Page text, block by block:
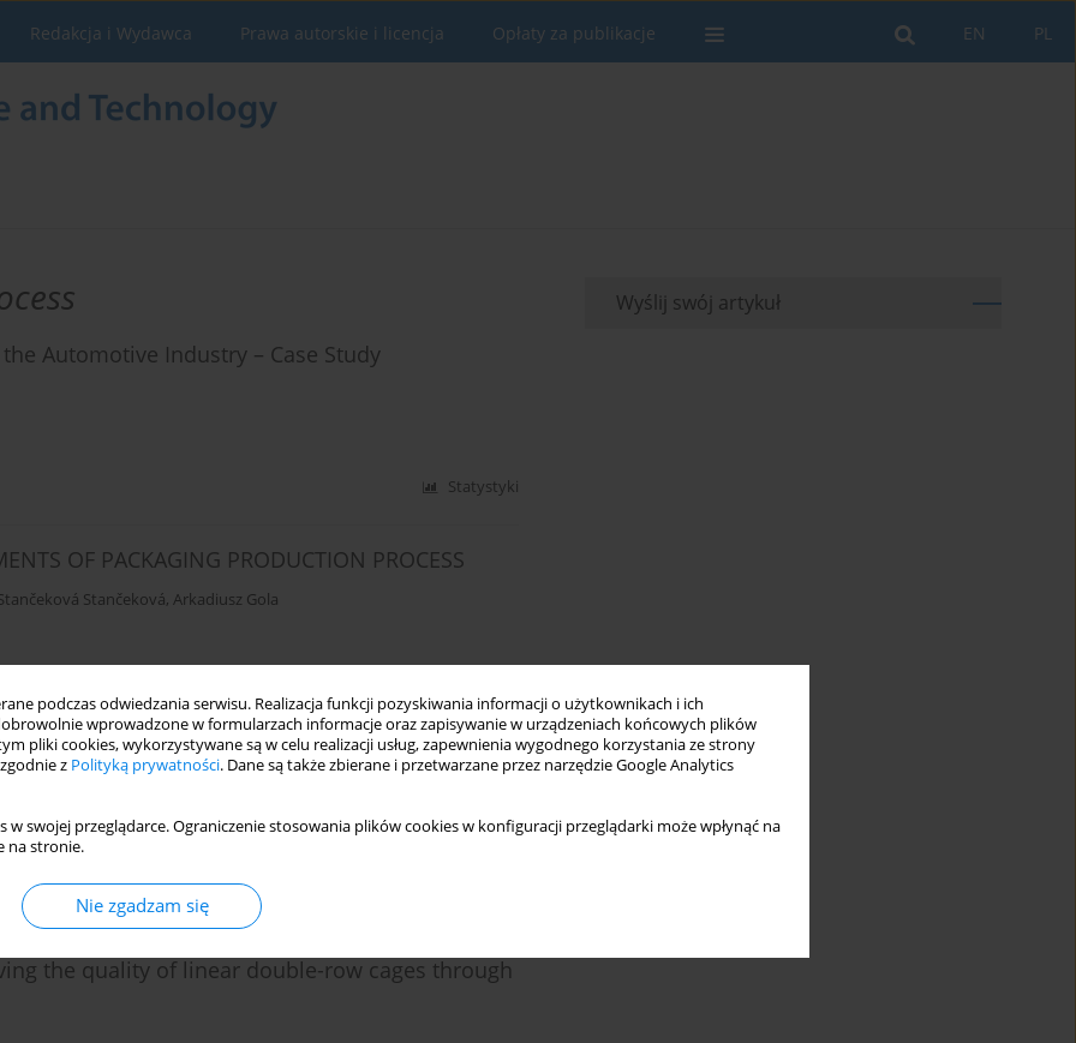
podczas odwiedzania serwisu. Realizacja funkcji pozyskiwania informacji o użytkownikach i ich
wprowadzone w formularzach informacje oraz zapisywanie w urządzeniach końcowych plików
pliki cookies, wykorzystywane są w celu realizacji usług, zapewnienia wygodnego korzystania ze strony
z Polityką prywatności. Dane są także zbierane i przetwarzane przez narzędzie Google Analytics
w swojej przeglądarce. Ograniczenie stosowania plików cookies w konfiguracji przeglądarki może wpłynąć na
na stronie.
Nie zgadzam się
PL
EN
Redakcja i Wydawca Prawa autorskie i licencja Opłaty za publikacje
Automotive Industry – Case Study
Statystyki
OF PACKAGING PRODUCTION PROCESS
Stančeková, Arkadiusz Gola
utilization in industrial grinding operations
the quality of linear double-row cages through
Wyślij swój artykuł